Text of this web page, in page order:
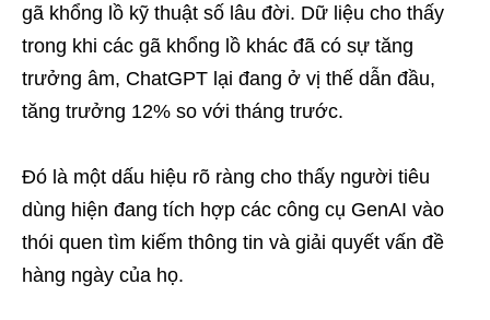
gã khổng lồ kỹ thuật số lâu đời. Dữ liệu cho thấy
trong khi các gã khổng lồ khác đã có sự tăng
trưởng âm, ChatGPT lại đang ở vị thế dẫn đầu,
tăng trưởng 12% so với tháng trước.
Đó là một dấu hiệu rõ ràng cho thấy người tiêu
dùng hiện đang tích hợp các công cụ GenAI vào
thói quen tìm kiếm thông tin và giải quyết vấn đề
hàng ngày của họ.